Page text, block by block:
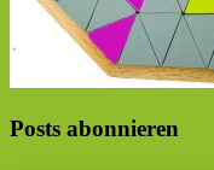
Posts abonnieren